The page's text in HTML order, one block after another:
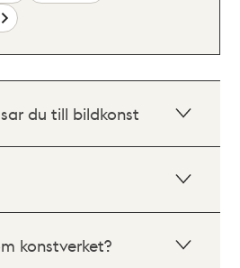
du till bildkonst
konstverket?